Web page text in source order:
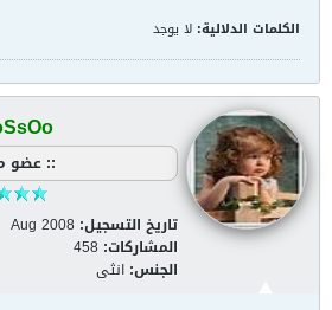
الكلمات الدلالية: لا يوجد
:: عضو
تاريخ التسجيل: Aug 2008
المشاركات: 458
الجنس: انثى